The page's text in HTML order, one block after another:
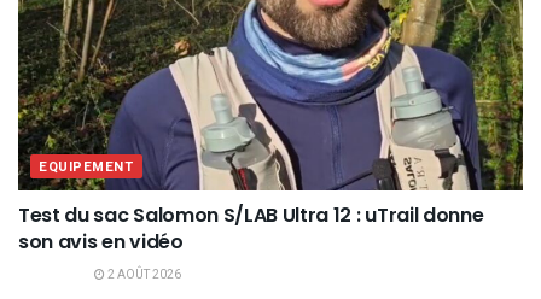
EQUIPEMENT
Test du sac Salomon S/LAB Ultra 12 : uTrail donne
son avis en vidéo
2 AOÛT 2026